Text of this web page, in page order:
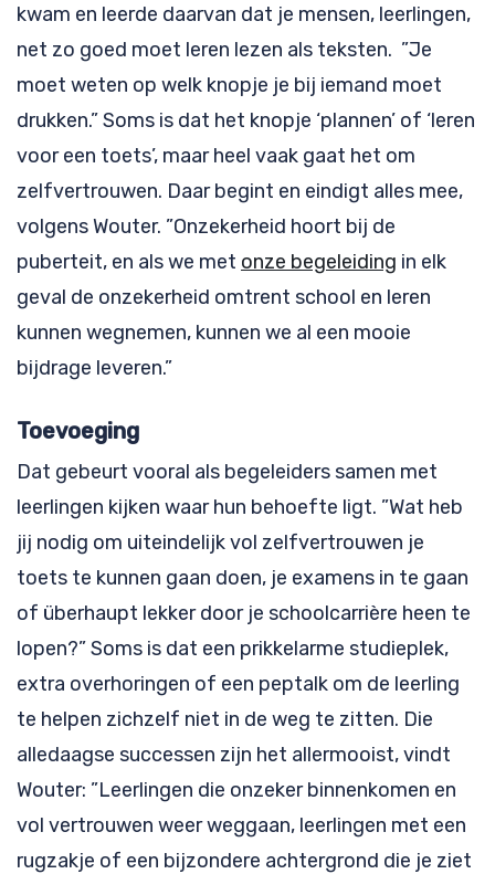
kwam en leerde daarvan dat je mensen, leerlingen,
net zo goed moet leren lezen als teksten. ”Je
moet weten op welk knopje je bij iemand moet
drukken.” Soms is dat het knopje ‘plannen’ of ‘leren
voor een toets’, maar heel vaak gaat het om
zelfvertrouwen. Daar begint en eindigt alles mee,
volgens Wouter. ”Onzekerheid hoort bij de
puberteit, en als we met onze begeleiding in elk
geval de onzekerheid omtrent school en leren
kunnen wegnemen, kunnen we al een mooie
bijdrage leveren.”
Toevoeging
Dat gebeurt vooral als begeleiders samen met
leerlingen kijken waar hun behoefte ligt. ”Wat heb
jij nodig om uiteindelijk vol zelfvertrouwen je
toets te kunnen gaan doen, je examens in te gaan
of überhaupt lekker door je schoolcarrière heen te
lopen?” Soms is dat een prikkelarme studieplek,
extra overhoringen of een peptalk om de leerling
te helpen zichzelf niet in de weg te zitten. Die
alledaagse successen zijn het allermooist, vindt
Wouter: ”Leerlingen die onzeker binnenkomen en
vol vertrouwen weer weggaan, leerlingen met een
rugzakje of een bijzondere achtergrond die je ziet